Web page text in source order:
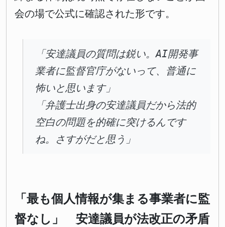
会の場で公式に確認された形です。
「安達議員の質問は鋭い。AI開発事
業者に監督官庁がないって、普通に
怖いと思います」
「弁護士出身の安達議員だから法的
空白の問題を的確に突けるんです
ね。さすがだと思う」
「最も個人情報が集まる事業者に監
督なし」 安達議員が法改正の矛盾